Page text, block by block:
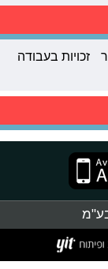
זכויות בעבודה